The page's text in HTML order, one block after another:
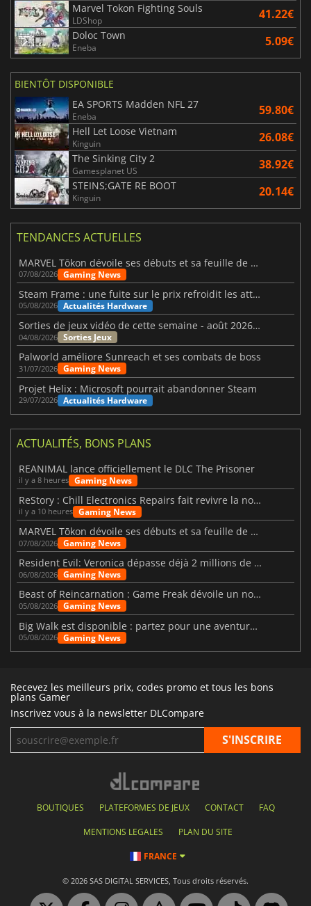
Marvel Tokon Fighting Souls
LDShop 41.22€
Doloc Town
Eneba 5.09€
BIENTÔT DISPONIBLE
EA SPORTS Madden NFL 27
Eneba 59.80€
Hell Let Loose Vietnam
Kinguin 26.08€
The Sinking City 2
Gamesplanet US 38.92€
STEINS;GATE RE BOOT
Kinguin 20.14€
TENDANCES ACTUELLES
MARVEL Tōkon dévoile ses débuts et sa feuille de route
07/08/2026 Gaming News
Steam Frame : une fuite sur le prix refroidit les attentes VR
05/08/2026 Actualités Hardware
Sorties de jeux vidéo de cette semaine - août 2026 (semaine 32)
04/08/2026 Sorties Jeux
Palworld améliore Sunreach et ses combats de boss
31/07/2026 Gaming News
Projet Helix : Microsoft pourrait abandonner Steam
29/07/2026 Actualités Hardware
ACTUALITÉS, BONS PLANS
REANIMAL lance officiellement le DLC The Prisoner
il y a 8 heures Gaming News
ReStory : Chill Electronics Repairs fait revivre la nostalgie des années 2000
il y a 10 heures Gaming News
MARVEL Tōkon dévoile ses débuts et sa feuille de route
07/08/2026 Gaming News
Resident Evil: Veronica dépasse déjà 2 millions de wishlists
06/08/2026 Gaming News
Beast of Reincarnation : Game Freak dévoile un nouveau pari
05/08/2026 Gaming News
Big Walk est disponible : partez pour une aventure entre amis
05/08/2026 Gaming News
Recevez les meilleurs prix, codes promo et tous les bons
plans Gamer
Inscrivez vous à la newsletter DLCompare
BOUTIQUES PLATEFORMES DE JEUX CONTACT FAQ
MENTIONS LEGALES PLAN DU SITE
FRANCE
© 2026 SAS DIGITAL SERVICES, Tous droits réservés.